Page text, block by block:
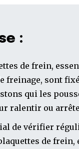
:
de frein,
freinage, sont
qui les
ralentir ou
de vérifier
de frein,